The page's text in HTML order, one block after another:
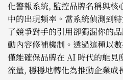
化警報系統, 監控品牌名稱與
中的出現頻率。當系統偵測到
了競爭對手的引用卻獨漏你的
動內容修補機制。透過這種以
僅能確保品牌在 AI 時代的能見
流量, 穩穩地轉化為推動企業成